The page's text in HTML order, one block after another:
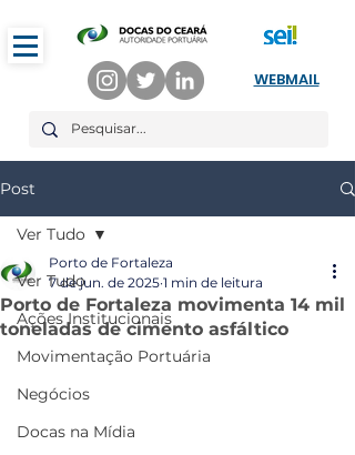
WEBMAIL
Post
Ver Tudo
Ações Institucionais
Movimentação Portuária
Negócios
Docas na Mídia
Ver Tudo
Porto de Fortaleza movimenta 14 mil
toneladas de cimento asfáltico
Porto de Fortaleza
7 de jun. de 2025 1 min de leitura